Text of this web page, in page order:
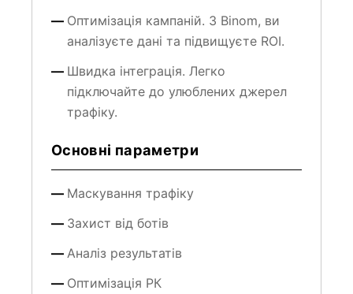
Оптимізація кампаній. З Binom, ви
аналізуєте дані та підвищуєте ROI.
Швидка інтеграція. Легко
підключайте до улюблених джерел
трафіку.
Основні параметри
Маскування трафіку
Захист від ботів
Аналіз результатів
Оптимізація РК